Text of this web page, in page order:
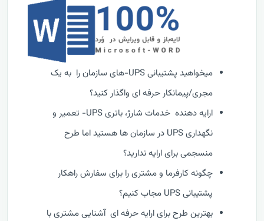
میخواهید پشتیبانی UPS-های سازمان را به یک
مجری/پیمانکار حرفه ای واگذار کنید؟
ارایه دهنده خدمات شارژ، باتری UPS- تعمیر و
نگهداری UPS در سازمان ها هستید اما طرح
منسجمی برای ارایه ندارید؟
چگونه کارفرما و مشتری را برای سفارش راهکار
پشتیبانی UPS مجاب کنیم؟
بهترین طرح برای ارایه حرفه ای آشنایی مشتری با